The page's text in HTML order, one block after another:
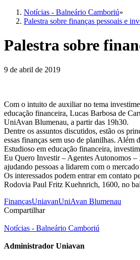
Notícias - Balneário Camboriú»
Palestra sobre finanças pessoais e
Palestra sobre
9 de abril de 2019
Com o intuito de auxiliar no tema
educação financeira, Lucas Barbosa de
UniAvan Blumenau, a partir das 19h30.
Dentre os assuntos discutidos, estão os
essas finanças sem uso de planilhas.
Estudioso em educação financeira,
Eu Quero Investir – Agentes Autonomos
ajudando pessoas a lidarem com o
Os interessados podem entrar em contato
Rodovia Paul Fritz Kuehnrich, 1600, no
FinançasUniavanUniAvan Blumenau
Compartilhar
Notícias - Balneário Camboriú
Administrador Uniavan